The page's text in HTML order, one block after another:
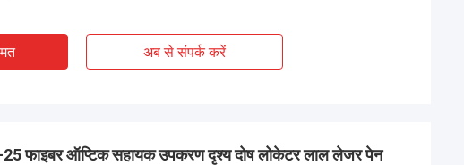
अब से संपर्क करें
फाइबर ऑप्टिक सहायक उपकरण दृश्य दोष लोकेटर लाल लेजर पेन